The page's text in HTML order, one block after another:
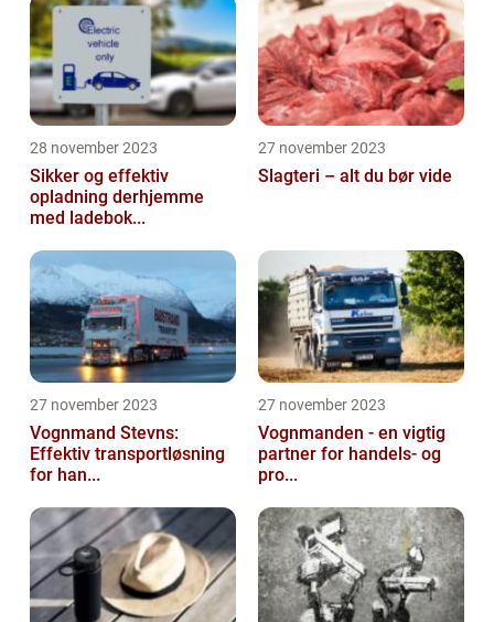
28 november 2023
Sikker og effektiv
opladning derhjemme
med ladebok...
27 november 2023
Slagteri – alt du bør vide
27 november 2023
Vognmand Stevns:
Effektiv transportløsning
for han...
27 november 2023
Vognmanden - en vigtig
partner for handels- og
pro...